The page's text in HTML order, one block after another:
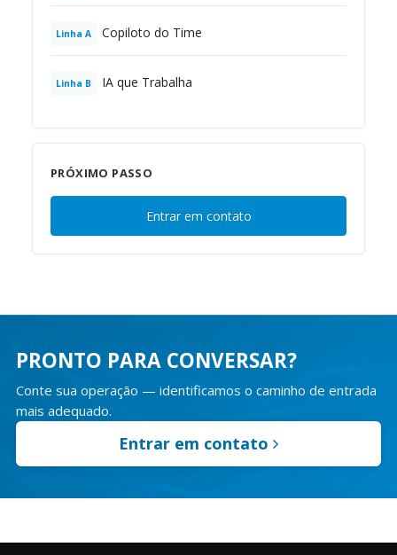
Linha A Copiloto do Time
Linha B IA que Trabalha
PRÓXIMO PASSO
Entrar em contato
PRONTO PARA CONVERSAR?
Conte sua operação — identificamos o caminho de entrada
mais adequado.
Entrar em contato